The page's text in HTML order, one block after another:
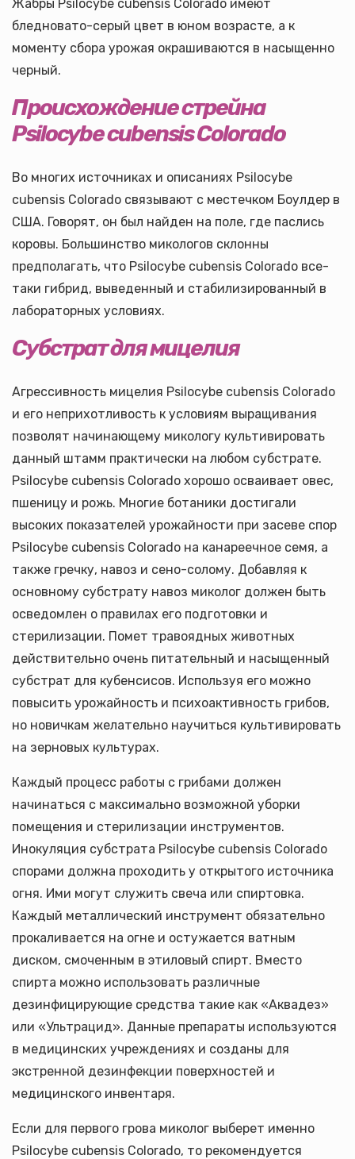
Жабры Psilocybe cubensis Colorado имеют
бледновато-серый цвет в юном возрасте, а к
моменту сбора урожая окрашиваются в насыщенно
черный.
Происхождение стрейна
Psilocybe cubensis Colorado
Во многих источниках и описаниях Psilocybe
cubensis Colorado связывают с местечком Боулдер в
США. Говорят, он был найден на поле, где паслись
коровы. Большинство микологов склонны
предполагать, что Psilocybe cubensis Colorado все-
таки гибрид, выведенный и стабилизированный в
лабораторных условиях.
Субстрат для мицелия
Агрессивность мицелия Psilocybe cubensis Colorado
и его неприхотливость к условиям выращивания
позволят начинающему микологу культивировать
данный штамм практически на любом субстрате.
Psilocybe cubensis Colorado хорошо осваивает овес,
пшеницу и рожь. Многие ботаники достигали
высоких показателей урожайности при засеве спор
Psilocybe cubensis Colorado на канареечное семя, а
также гречку, навоз и сено-солому. Добавляя к
основному субстрату навоз миколог должен быть
осведомлен о правилах его подготовки и
стерилизации. Помет травоядных животных
действительно очень питательный и насыщенный
субстрат для кубенсисов. Используя его можно
повысить урожайность и психоактивность грибов,
но новичкам желательно научиться культивировать
на зерновых культурах.
Каждый процесс работы с грибами должен
начинаться с максимально возможной уборки
помещения и стерилизации инструментов.
Инокуляция субстрата Psilocybe cubensis Colorado
спорами должна проходить у открытого источника
огня. Ими могут служить свеча или спиртовка.
Каждый металлический инструмент обязательно
прокаливается на огне и остужается ватным
диском, смоченным в этиловый спирт. Вместо
спирта можно использовать различные
дезинфицирующие средства такие как «Аквадез»
или «Ультрацид». Данные препараты используются
в медицинских учреждениях и созданы для
экстренной дезинфекции поверхностей и
медицинского инвентаря.
Если для первого грова миколог выберет именно
Psilocybe cubensis Colorado, то рекомендуется